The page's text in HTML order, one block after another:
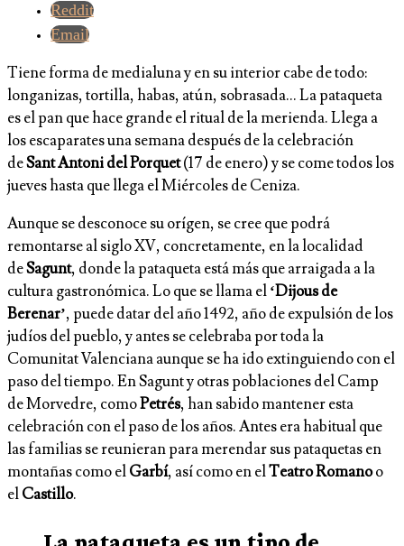
Reddit
Email
Tiene forma de medialuna y en su interior cabe de todo:
longanizas, tortilla, habas, atún, sobrasada… La pataqueta
es el pan que hace grande el ritual de la merienda. Llega a
los escaparates una semana después de la celebración
deSant Antoni del Porquet(17 de enero) y se come todos los
jueves hasta que llega el Miércoles de Ceniza.
Aunque se desconoce su orígen, se cree que podrá
remontarse al siglo XV, concretamente, en la localidad
deSagunt, donde la pataqueta está más que arraigada a la
cultura gastronómica. Lo que se llama el‘Dijous de
Berenar’, puede datar del año 1492, año de expulsión de los
judíos del pueblo, y antes se celebraba por toda la
Comunitat Valenciana aunque se ha ido extinguiendo con el
paso del tiempo. En Sagunt y otras poblaciones del Camp
de Morvedre, comoPetrés, han sabido mantener esta
celebración con el paso de los años. Antes era habitual que
las familias se reunieran para merendar sus pataquetas en
montañas como elGarbí, así como en elTeatro Romanoo
elCastillo.